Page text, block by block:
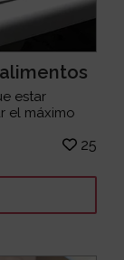
estar
el máximo
25